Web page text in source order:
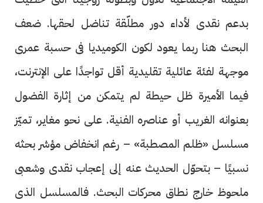
بدعم نقدى لأداء دور مطلّقة تناضل لحقها. ضعف
البحث هنا ربما يعود لكون الكوميديا فى حسبة عمرى
موجهة لفئة عائلية تقليدية أقل تواجدًا على الإنترنت،
فيما الأميرة ظل حيطة لم يتمكن من إثارة الفضول
بعنوانه الغريب أو عناصره الفنية. على نحو مغاير، تميّز
مسلسل «ظلم المصطبة» – رغم انخفاض مؤشر بحثه
نسبيًا – بتحوّل الحديث عنه إلى إعجاب نقدى وشعبى
ملحوظ خارج نطاق محركات البحث. فالمسلسل الذى